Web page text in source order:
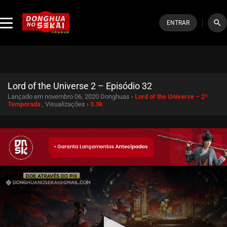
ENTRAR search
Lord of the Universe 2 – Episódio 32
Lançado em novembro 06, 2020 Donghuas › Lord of the Universe – 2ª
Temporada , Visualizações › 3.3k